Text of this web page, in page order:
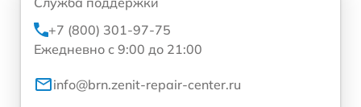
+7 (800) 301-97-75
Ежедневно с 9:00 до 21:00
info@brn.zenit-repair-center.ru